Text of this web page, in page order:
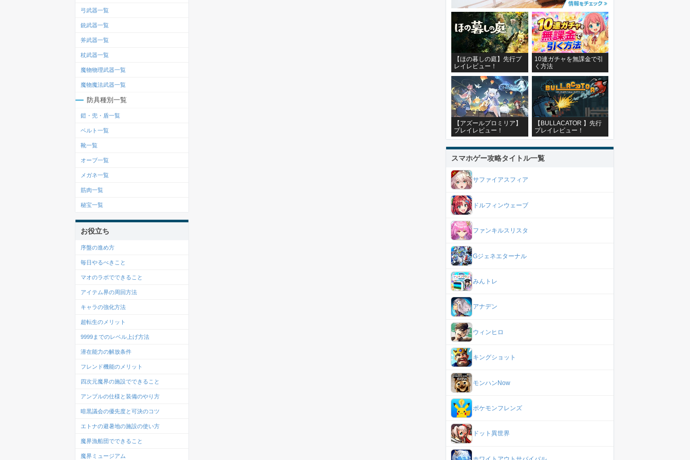
弓武器一覧
銃武器一覧
斧武器一覧
杖武器一覧
魔物物理武器一覧
魔物魔法武器一覧
防具種別一覧
鎧・兜・盾一覧
ベルト一覧
靴一覧
オーブ一覧
メガネ一覧
筋肉一覧
秘宝一覧
お役立ち
序盤の進め方
毎日やるべきこと
マオのラボでできること
アイテム界の周回方法
キャラの強化方法
超転生のメリット
9999までのレベル上げ方法
潜在能力の解放条件
フレンド機能のメリット
四次元魔界の施設でできること
アンプルの仕様と装備のやり方
暗黒議会の優先度と可決のコツ
エトナの避暑地の施設の使い方
魔界漁船団でできること
魔界ミュージアム
【ほの暮しの庭】先行プ
レイレビュー！
10連ガチャを無課金で引
く方法
【アズールプロミリア】
プレイレビュー！
【BULLACATOR 】先行
プレイレビュー！
スマホゲー攻略タイトル一覧
サファイアスフィア
ドルフィンウェーブ
ファンキルスリスタ
Gジェネエターナル
みんトレ
アナデン
ウィンヒロ
キングショット
モンハンNow
ポケモンフレンズ
ドット異世界